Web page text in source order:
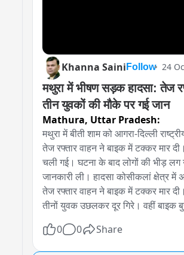
Khanna Saini Follow 24
मथुरा में भीषण सड़क हादसा: तेज
तीन युवकों की मौके पर गई जान
Mathura, Uttar Pradesh:
मथुरा में बीती शाम को आगरा-दिल्ली
तेज रफ्तार वाहन ने बाइक में टक्कर मार
चली गई। घटना के बाद लोगों की भीड़
जानकारी ली। हादसा कोसीकलां क्षेत्र
तेज रफ्तार वाहन ने बाइक में टक्कर मार
तीनों युवक उछलकर दूर गिरे। वहीं बाइक
0
0 Share